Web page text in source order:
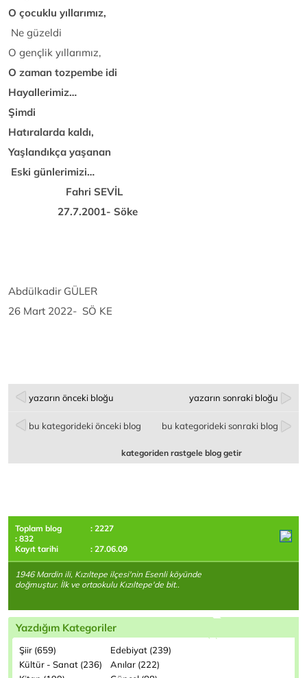
O çocuklu yıllarımız,
Ne güzeldi
O gençlik yıllarımız,
O zaman tozpembe idi
Hayallerimiz…
Şimdi
Hatıralarda kaldı,
Yaşlandıkça yaşanan
Eski günlerimizi…
Fahri SEVİL
27.7.2001- Söke
Abdülkadir GÜLER
26 Mart 2022- SÖ KE
yazarın önceki bloğu yazarın sonraki bloğu
bu kategorideki önceki blog bu kategorideki sonraki blog
kategoriden rastgele blog getir
Toplam blog
: 2227
: 832
Kayıt tarihi
: 27.06.09
1946 Mardin ili, Kızıltepe ilçesi'nin Esenli köyünde
doğmuştur. İlk ve ortaokulu Kızıltepe'de bit..
Yazdığım Kategoriler
Şiir (659)
Edebiyat (239)
Kültür - Sanat (236)
Anılar (222)